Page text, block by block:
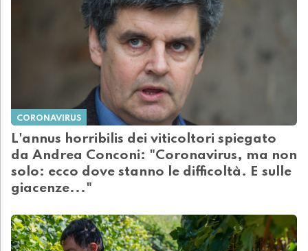
CORONAVIRUS
L'annus horribilis dei viticoltori spiegato
da Andrea Conconi: "Coronavirus, ma non
solo: ecco dove stanno le difficoltà. E sulle
giacenze..."